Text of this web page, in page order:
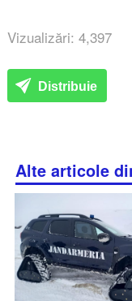
Vizualizări: 4,397
Distribuie
Alte articole